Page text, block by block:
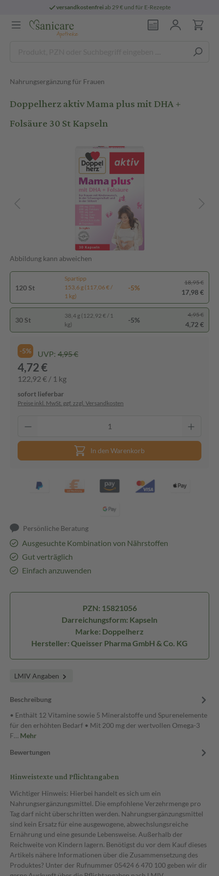
versandkostenfreiab 29 € und für E-Rezepte
Nahrungsergänzung für Frauen
Doppelherz aktiv Mama plus mit DHA +
Folsäure 30 St Kapseln
Abbildung kann abweichen
120 St
Spartipp
153,6 g (117,06 € /
1 kg)
-5%
18,95 €
17,98 €
30 St
38,4 g (122,92 € / 1
kg)
-5%
4,95 €
4,72 €
-5% UVP: 4,95 €
4,72 €
122,92 € / 1 kg
sofort lieferbar
Preise inkl. MwSt. ggf. zzgl. Versandkosten
In den Warenkorb
Persönliche Beratung
Ausgesuchte Kombination von Nährstoffen
Gut verträglich
Einfach anzuwenden
PZN: 15821056
Darreichungsform: Kapseln
Marke: Doppelherz
Hersteller: Queisser Pharma GmbH & Co. KG
LMIV Angaben
Beschreibung
• Enthält 12 Vitamine sowie 5 Mineralstoffe und Spurenelemente
für den erhöhten Bedarf • Mit 200 mg der wertvollen Omega-3
F… Mehr
Bewertungen
Hinweistexte und Pflichtangaben
Wichtiger Hinweis: Hierbei handelt es sich um ein
Nahrungsergänzungsmittel. Die empfohlene Verzehrmenge pro
Tag darf nicht überschritten werden. Nahrungsergänzungsmittel
sind kein Ersatz für eine ausgewogene, abwechslungsreiche
Ernährung und eine gesunde Lebensweise. Außerhalb der
Reichweite von Kindern lagern. Benötigst du vor dem Kauf dieses
Artikels nähere Informationen über die Zusammensetzung des
Produktes? Unter der Rufnummer 05424 6 470 100 geben wir dir